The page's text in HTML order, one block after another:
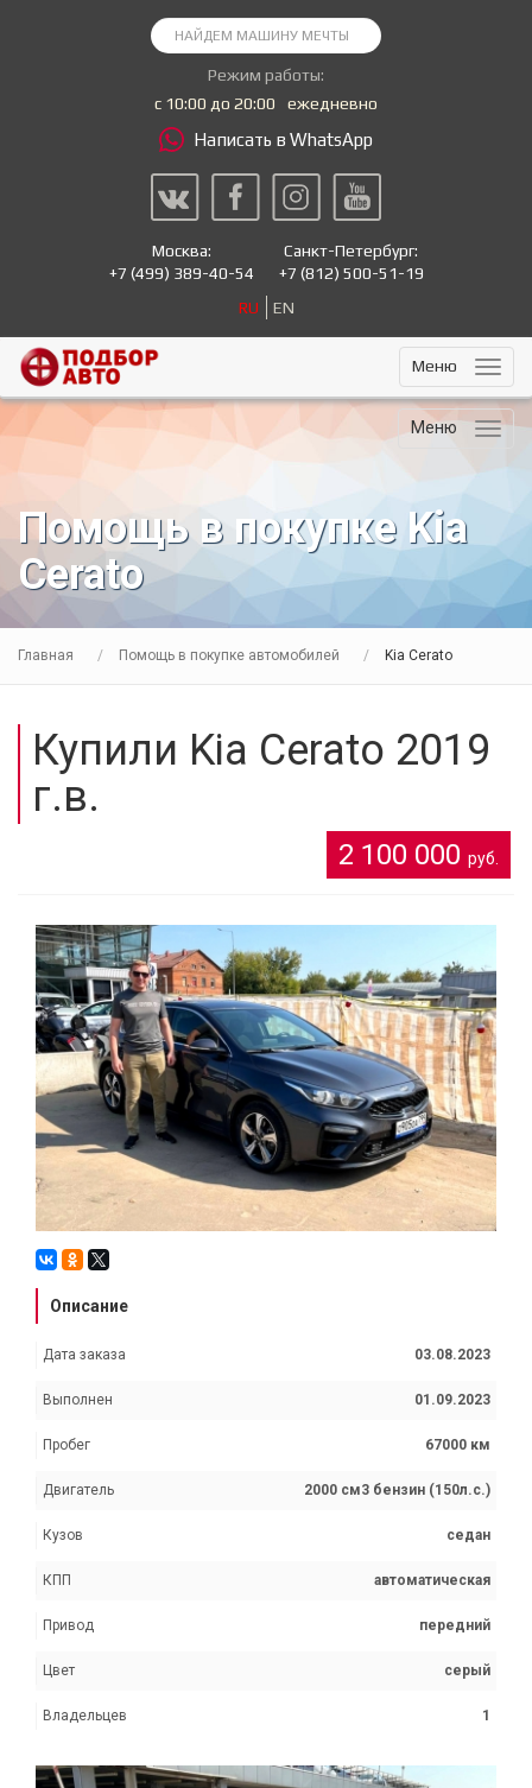
Режим работы:
с 10:00 до 20:00
ежедневно
Написать в WhatsApp
Москва:
+7 (499) 389-40-54
Санкт-Петербург:
+7 (812) 500-51-19
RU
EN
Меню
Меню
Помощь в покупке Kia
Cerato
Главная Помощь в покупке автомобилей Kia Cerato
Купили Kia Cerato 2019
г.в.
2 100 000 руб.
Описание
Дата заказа 03.08.2023
Выполнен 01.09.2023
Пробег 67000 км
Двигатель 2000 см3 бензин (150л.с.)
Кузов седан
КПП автоматическая
Привод передний
Цвет серый
Владельцев 1